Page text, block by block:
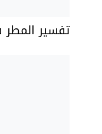
تفسير المطر